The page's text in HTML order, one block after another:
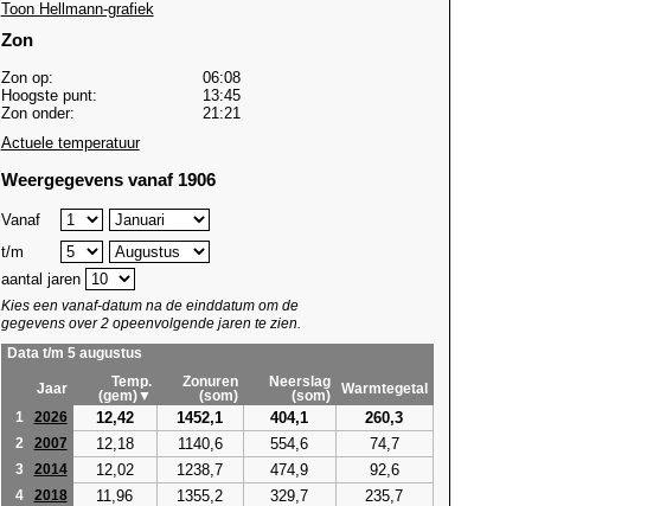
Toon Hellmann-grafiek
Zon
Zon op:
06:08
Hoogste punt:
13:45
Zon onder:
21:21
Actuele temperatuur
Weergegevens vanaf 1906
Vanaf
t/m
aantal jaren
Kies een vanaf-datum na de einddatum om de
gegevens over 2 opeenvolgende jaren te zien.
Data t/m 5 augustus
Jaar
Temp.
(gem)▼
Zonuren
(som)
Neerslag
(som)
Warmtegetal
1
2026 12,42 1452,1 404,1 260,3
2 2007 12,18 1140,6 554,6 74,7
3 2014 12,02 1238,7 474,9 92,6
4 2018 11,96 1355,2 329,7 235,7